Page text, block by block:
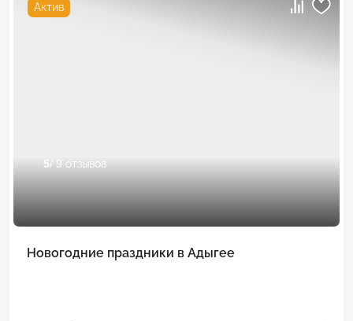
Актив
5/ 9 отзывов
Новогодние праздники в Адыгее